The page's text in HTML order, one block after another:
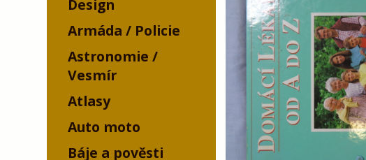
Design
Armáda / Policie
Astronomie /
Vesmír
Atlasy
Auto moto
Báje a pověsti